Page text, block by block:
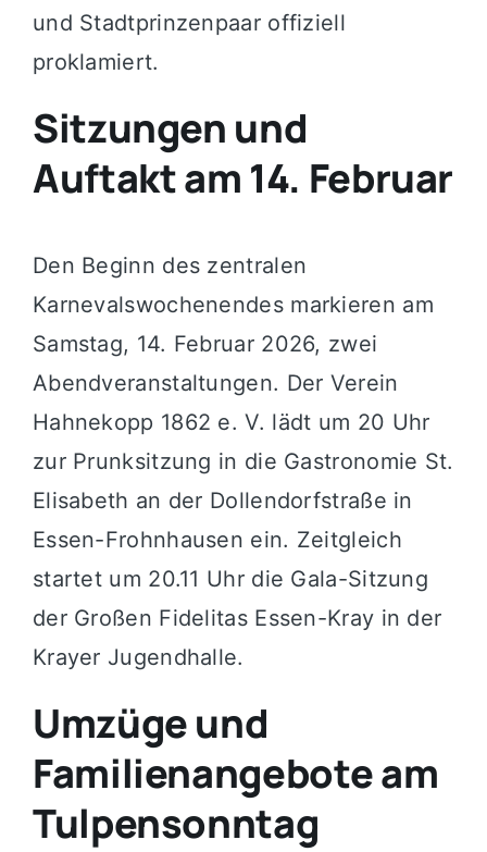
und Stadtprinzenpaar offiziell
proklamiert.
Sitzungen und
Auftakt am 14. Februar
Den Beginn des zentralen
Karnevalswochenendes markieren am
Samstag, 14. Februar 2026, zwei
Abendveranstaltungen. Der Verein
Hahnekopp 1862 e. V. lädt um 20 Uhr
zur Prunksitzung in die Gastronomie St.
Elisabeth an der Dollendorfstraße in
Essen-Frohnhausen ein. Zeitgleich
startet um 20.11 Uhr die Gala-Sitzung
der Großen Fidelitas Essen-Kray in der
Krayer Jugendhalle.
Umzüge und
Familienangebote am
Tulpensonntag